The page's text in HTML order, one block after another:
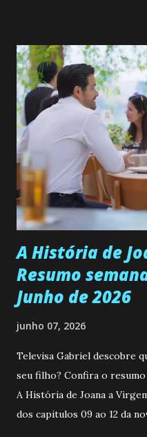
permanecer virgem até
ama, o que não é fácil, já
se aprimorar, trabalhando,
ser a primeira mulher da
universidade. Ela tem uma
muito madura para a idade,
empática. Detesta
teimosa e muito persistente
Durante um exame
A História de
Resumo
Junho de 2026
junho 07, 2026
Televisa Gabriel descobre
seu filho? Confira o resumo
A História de Joana a
dos capitulos 09 ao 12 da